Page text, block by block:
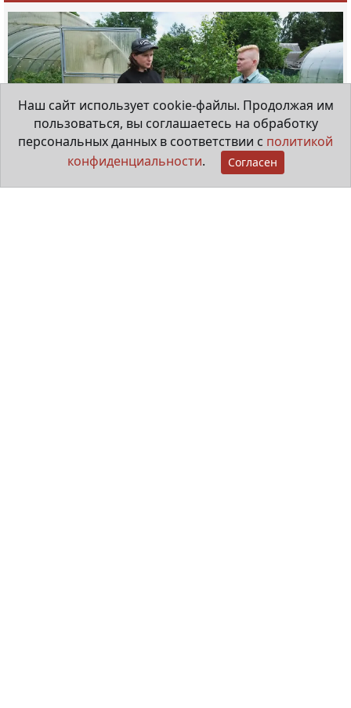
Наш сайт использует cookie-файлы. Продолжая им
пользоваться, вы соглашаетесь на обработку
персональных данных в соответствии с политикой
конфиденциальности. Согласен